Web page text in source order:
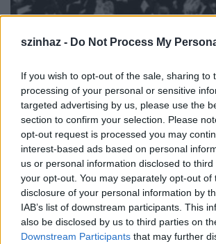
szinhaz - Do Not Process My
If you wish to opt-out of the sale, sharing to
processing of your personal or sensitive
targeted advertising by us, please use the
section to confirm your selection. Please
opt-out request is processed you may
interest-based ads based on personal
us or personal information disclosed to
your opt-out. You may separately opt-out of
disclosure of your personal information by
IAB’s list of downstream participants. This
also be disclosed by us to third parties on
Downstream Participants that may further
Szegedi Nemzeti Színház
Most következnek az arcok. A néző
nélkül. E sorok írójára is,
nézőteret szemléli, mint most, hanem
Amint fölemeli a fejét, és arcát
felé, oly gyermetegen, hogy pofon
jobbról is, balról is, oly kereken és
hogy akár rá is ülhetne vele a
ostobaság nyilatkozik meg rajta,
fontoskodás, angyali
nevetőingeremet úgy csiklandozza,
magam. Ilyen elmés gondolatokat
„ejnye", „mi lesz", „no most", „kis